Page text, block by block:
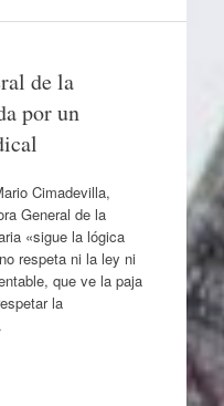
de la
por un
Cimadevilla,
General de la
«sigue la lógica
respeta ni la ley ni
que ve la paja
la